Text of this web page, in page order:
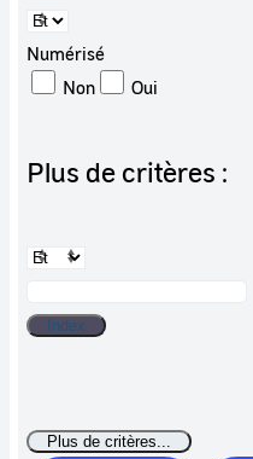
Numérisé
Non
Oui
Plus de critères :